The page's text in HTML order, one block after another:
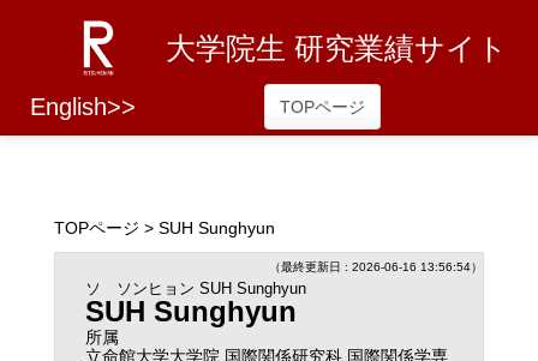
大学院生 研究業績サイト
English>> TOPページ
TOPページ > SUH Sunghyun
（最終更新日 : 2026-06-16 13:56:54）
ソ ソンヒョン SUH Sunghyun
SUH Sunghyun
所属
立命館大学大学院 国際関係研究科 国際関係学専